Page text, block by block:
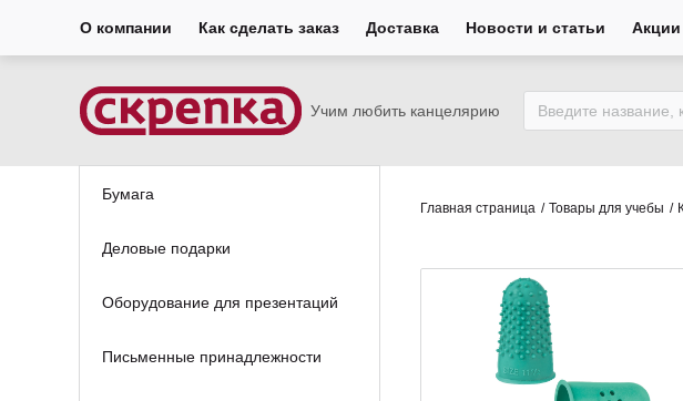
О компании Как сделать заказ Доставка Новости и статьи Акции
Учим любить канцелярию
Бумага
Деловые подарки
Оборудование для презентаций
Письменные принадлежности
Главная страница Товары для учебы